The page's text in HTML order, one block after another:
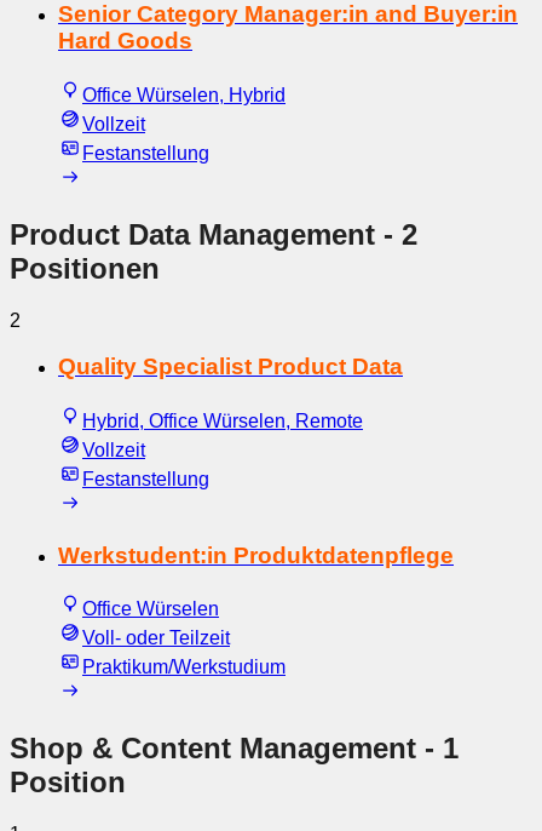
Senior Category Manager:in and Buyer:in
Hard Goods
Office Würselen, Hybrid
Vollzeit
Festanstellung
Product Data Management - 2
Positionen
2
Quality Specialist Product Data
Hybrid, Office Würselen, Remote
Vollzeit
Festanstellung
Werkstudent:in Produktdatenpflege
Office Würselen
Voll- oder Teilzeit
Praktikum/Werkstudium
Shop & Content Management - 1
Position